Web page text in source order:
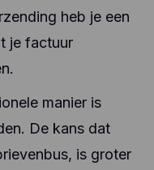
heb je een
je factuur
manier is
De kans dat
is groter